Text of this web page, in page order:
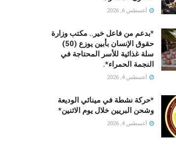
أغسطس 6, 2026
*بدعم من فاعل خير.. مكتب وزارة
حقوق الإنسان بأبين يوزع (50)
سلة غذائية للأسر المحتاجة في
النجمة الحمراء*.
أغسطس 4, 2026
*حركة نشطة في مينائي الوديعة
وشحن البريين خلال يوم الاثنين*
أغسطس 4, 2026